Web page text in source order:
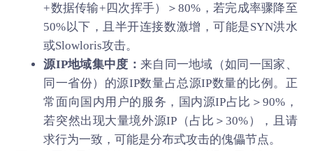
+数据传输+四次挥手）＞80%，若完成率骤降至
50%以下，且半开连接数激增，可能是SYN洪水
或Slowloris攻击。
源IP地域集中度： 来自同一地域（如同一国家、
同一省份）的源IP数量占总源IP数量的比例。正
常面向国内用户的服务，国内源IP占比＞90%，
若突然出现大量境外源IP（占比＞30%），且请
求行为一致，可能是分布式攻击的傀儡节点。